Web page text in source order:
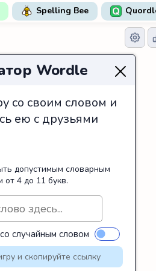
Spelling Bee
Wordle
со своим словом и
ею с друзьями
допустимым словарным
от 4 до 11 букв.
случайным словом
и скопируйте ссылку